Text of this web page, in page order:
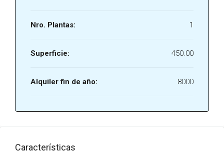
Nro. Plantas: 1
Superficie: 450.00
Alquiler fin de año: 8000
Características